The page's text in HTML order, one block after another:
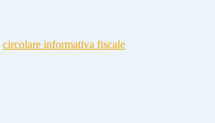
circolare informativa fiscale